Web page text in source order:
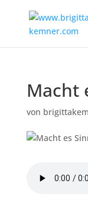
Macht
von